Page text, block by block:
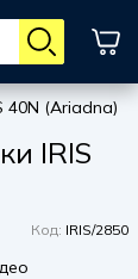
40N (Ariadna)
IRIS
Код: IRIS/2850